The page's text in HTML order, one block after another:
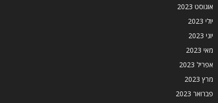
אוגוסט 2023
יולי 2023
יוני 2023
מאי 2023
אפריל 2023
מרץ 2023
פברואר 2023